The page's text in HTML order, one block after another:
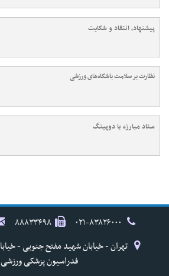
پیشنهاد، انتقاد و شکایت
نظارت بر سلامت باشگاه‌های ورزشی
ستاد مبارزه با دوپینگ
۸۸۸۳۳۴۹۸
فدراسیون پزشکی ورزشی